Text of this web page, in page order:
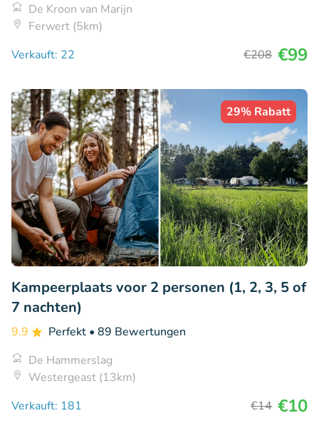
De Kroon van Marijn
Ferwert (5km)
Verkauft: 22
€208 €99
29% Rabatt
Kampeerplaats voor 2 personen (1, 2, 3, 5 of
7 nachten)
9.9 Perfekt • 89 Bewertungen
De Hammerslag
Westergeast (13km)
Verkauft: 181
€14 €10